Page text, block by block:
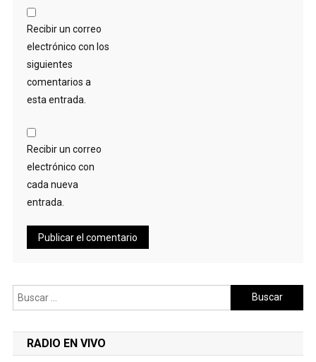
Recibir un correo
electrónico con los
siguientes
comentarios a
esta entrada.
Recibir un correo
electrónico con
cada nueva
entrada.
Buscar:
RADIO EN VIVO